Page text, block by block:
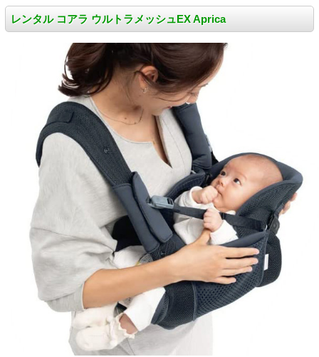
レンタル コアラ ウルトラメッシュEX Aprica